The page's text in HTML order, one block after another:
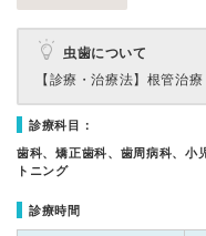
虫歯について
【診療・治療法】 根管治療
診療科目：
歯科、矯正歯科、歯周病科、小
トニング
診療時間